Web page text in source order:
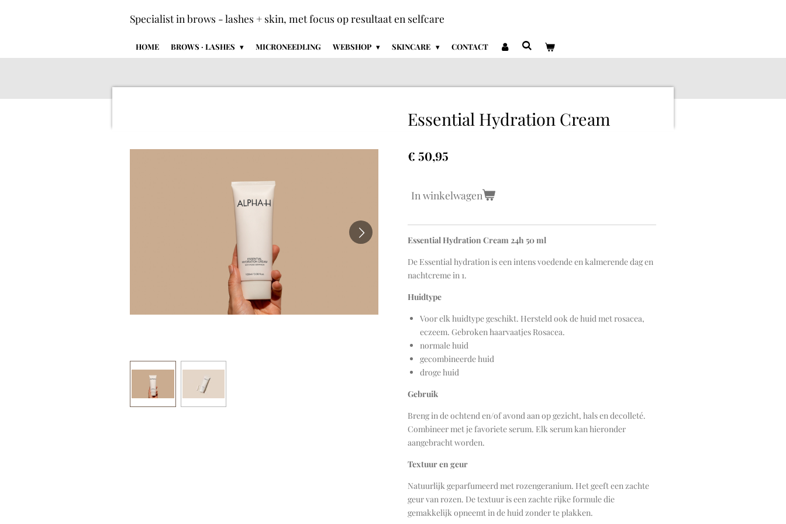
Specialist in brows - lashes + skin, met focus op resultaat en selfcare
HOME BROWS · LASHES MICRONEEDLING WEBSHOP SKINCARE CONTACT
Essential Hydration Cream
€ 50,95
In winkelwagen
Essential Hydration Cream 24h 50 ml
De Essential hydration is een intens voedende en kalmerende dag en
nachtcreme in 1.
Huidtype
Voor elk huidtype geschikt. Hersteld ook de huid met rosacea,
eczeem. Gebroken haarvaatjes Rosacea.
normale huid
gecombineerde huid
droge huid
Gebruik
Breng in de ochtend en/of avond aan op gezicht, hals en decolleté.
Combineer met je favoriete serum. Elk serum kan hieronder
aangebracht worden.
Textuur en geur
Natuurlijk geparfumeerd met rozengeranium. Het geeft een zachte
geur van rozen. De textuur is een zachte rijke formule die
gemakkelijk opneemt in de huid zonder te plakken.